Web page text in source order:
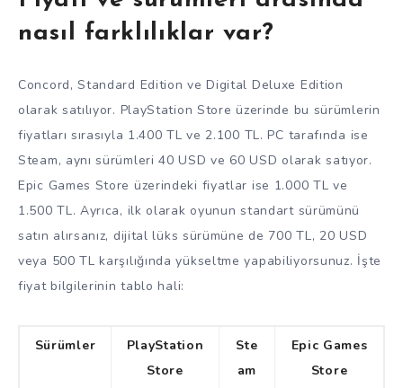
nasıl farklılıklar var?
Concord, Standard Edition ve Digital Deluxe Edition
olarak satılıyor. PlayStation Store üzerinde bu sürümlerin
fiyatları sırasıyla 1.400 TL ve 2.100 TL. PC tarafında ise
Steam, aynı sürümleri 40 USD ve 60 USD olarak satıyor.
Epic Games Store üzerindeki fiyatlar ise 1.000 TL ve
1.500 TL. Ayrıca, ilk olarak oyunun standart sürümünü
satın alırsanız, dijital lüks sürümüne de 700 TL, 20 USD
veya 500 TL karşılığında yükseltme yapabiliyorsunuz. İşte
fiyat bilgilerinin tablo hali:
Sürümler
PlayStation
Store
Ste
am
Epic Games
Store